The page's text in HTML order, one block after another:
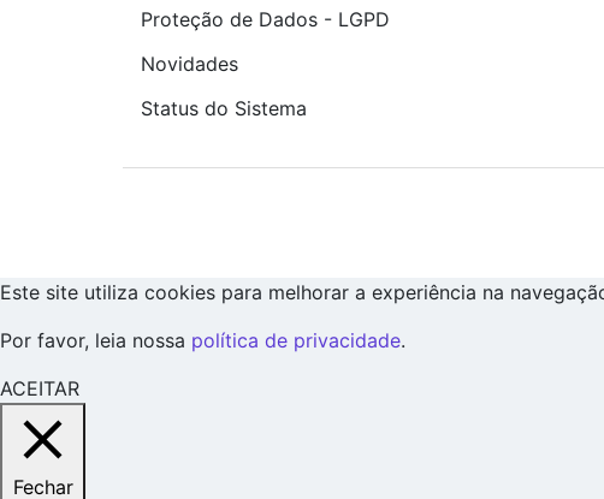
Proteção de Dados - LGPD
Novidades
Status do Sistema
Este site utiliza cookies para melhorar a experiência na
Por favor, leia nossa política de privacidade.
ACEITAR
Fechar